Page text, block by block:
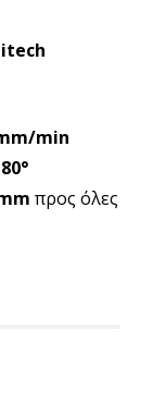
min
προς όλες